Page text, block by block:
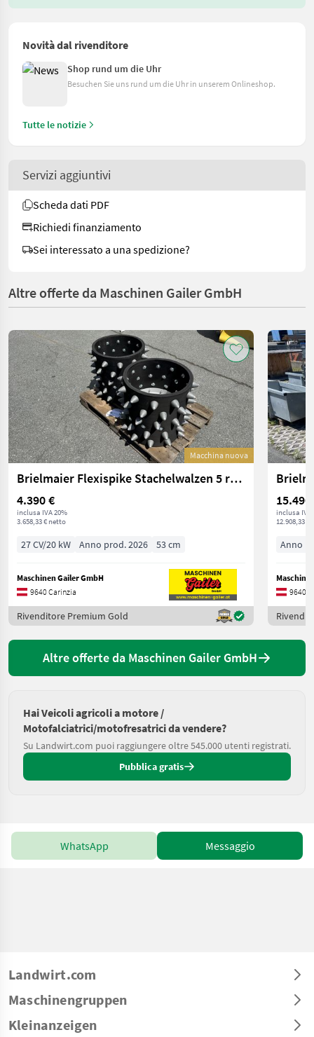
Novità dal rivenditore
Shop rund um die Uhr
Besuchen Sie uns rund um die Uhr in unserem Onlineshop.
Tutte le notizie
Servizi aggiuntivi
Scheda dati PDF
Richiedi finanziamento
Sei interessato a una spedizione?
Altre offerte da Maschinen Gailer GmbH
Macchina nuova
Brielmaier Flexispike Stachelwalzen 5 reihig zu Brielmaier
4.390 €
inclusa IVA 20%
3.658,33 € netto
27 CV/20 kW Anno prod. 2026 53 cm
Maschinen Gailer GmbH
9640 Carinzia
Rivenditore Premium Gold
15.490
inclusa IVA
12.908,33 €
Anno
9640
Altre offerte da Maschinen Gailer GmbH
Hai Veicoli agricoli a motore /
Motofalciatrici/motofresatrici da vendere?
Su Landwirt.com puoi raggiungere oltre 545.000 utenti registrati.
Pubblica gratis
WhatsApp Messaggio
Landwirt.com
Maschinengruppen
Kleinanzeigen